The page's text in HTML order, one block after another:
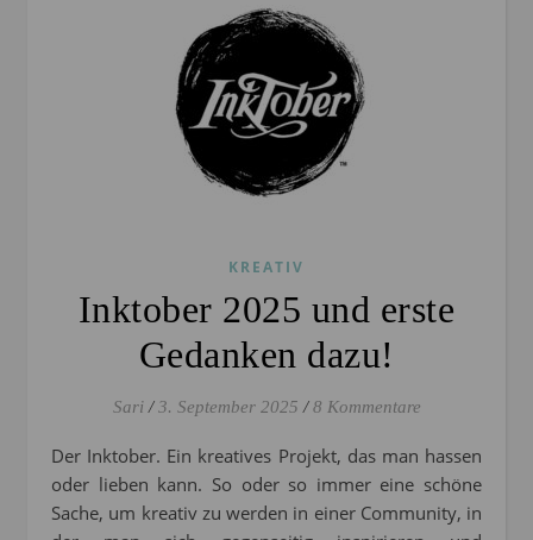
KREATIV
Inktober 2025 und erste
Gedanken dazu!
Sari / 3. September 2025 / 8 Kommentare
Der Inktober. Ein kreatives Projekt, das man hassen
oder lieben kann. So oder so immer eine schöne
Sache, um kreativ zu werden in einer Community, in